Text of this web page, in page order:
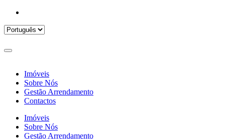
Imóveis
Sobre Nós
Gestão Arrendamento
Contactos
Imóveis
Sobre Nós
Gestão Arrendamento